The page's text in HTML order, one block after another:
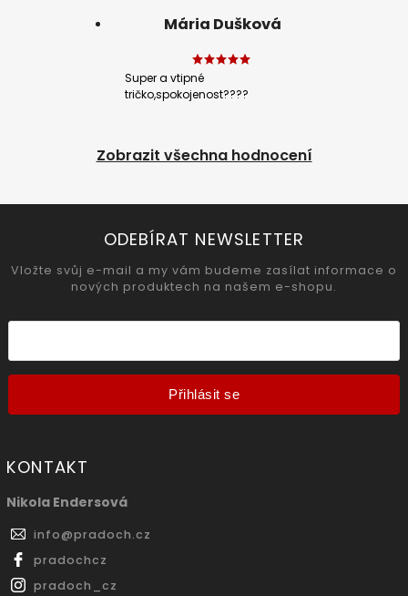
Mária Dušková
Super a vtipné
tričko,spokojenost????
Zobrazit všechna hodnocení
ODEBÍRAT NEWSLETTER
Vložte svůj e-mail a my vám budeme zasílat informace o
nových produktech na našem e-shopu.
Přihlásit se
KONTAKT
Nikola Endersová
info@pradoch.cz
pradochcz
pradoch_cz